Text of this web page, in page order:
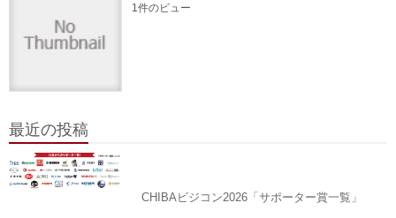
1件のビュー
最近の投稿
CHIBAビジコン2026「サポーター賞一覧」